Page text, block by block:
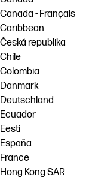
Canada - Français
Caribbean
Česká republika
Chile
Colombia
Danmark
Deutschland
Ecuador
Eesti
España
France
Hong Kong SAR